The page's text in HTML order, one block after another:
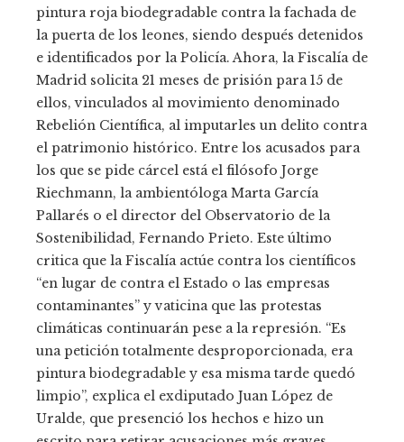
pintura roja biodegradable contra la fachada de
la puerta de los leones, siendo después detenidos
e identificados por la Policía. Ahora, la Fiscalía de
Madrid solicita 21 meses de prisión para 15 de
ellos, vinculados al movimiento denominado
Rebelión Científica, al imputarles un delito contra
el patrimonio histórico. Entre los acusados para
los que se pide cárcel está el filósofo Jorge
Riechmann, la ambientóloga Marta García
Pallarés o el director del Observatorio de la
Sostenibilidad, Fernando Prieto. Este último
critica que la Fiscalía actúe contra los científicos
“en lugar de contra el Estado o las empresas
contaminantes” y vaticina que las protestas
climáticas continuarán pese a la represión. “Es
una petición totalmente desproporcionada, era
pintura biodegradable y esa misma tarde quedó
limpio”, explica el exdiputado Juan López de
Uralde, que presenció los hechos e hizo un